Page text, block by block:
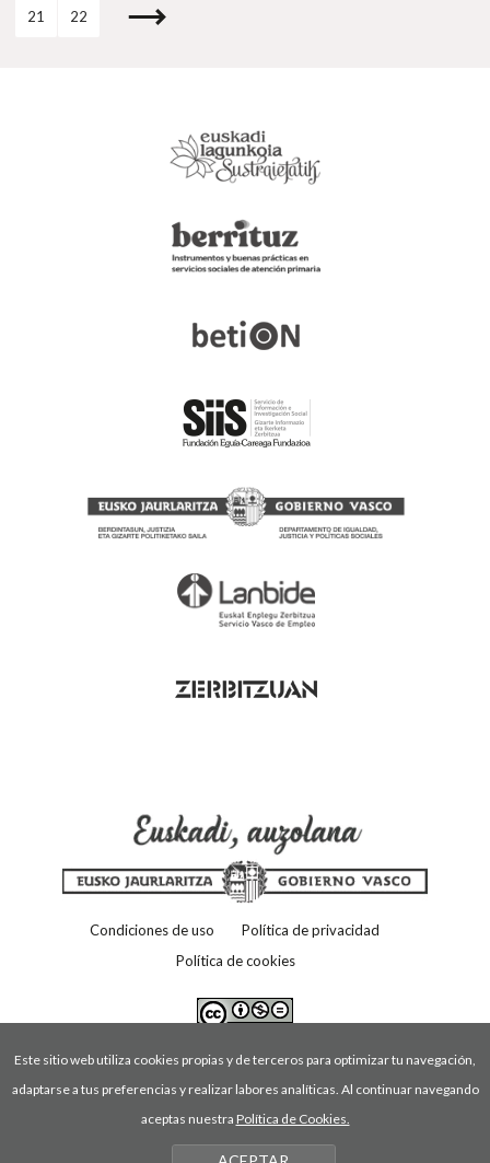
21 22
Condiciones de uso
Política de privacidad
Política de cookies
Este sitio web utiliza cookies propias y de terceros para optimizar tu navegación,
adaptarse a tus preferencias y realizar labores analíticas. Al continuar navegando
aceptas nuestra Política de Cookies.